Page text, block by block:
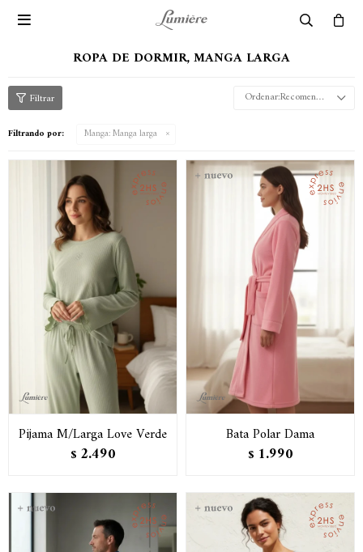

ROPA DE DORMIR, MANGA LARGA
Recomendados
Filtrando por: Manga:Manga larga
Pijama M/Larga Love Verde
$ 2.490
Bata Polar Dama
$ 1.990